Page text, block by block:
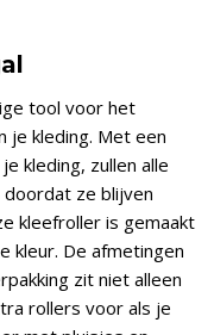
tool voor het
je kleding. Met een
kleding, zullen alle
ze blijven
kleefroller is gemaakt
kleur. De afmetingen
zit niet alleen
rollers voor als je